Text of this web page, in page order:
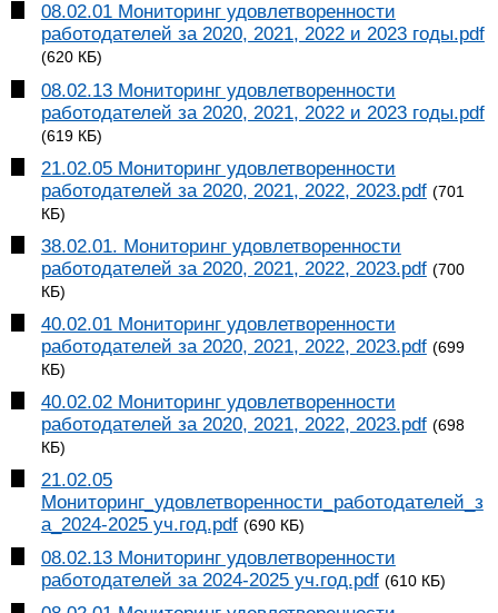
08.02.01 Мониторинг удовлетворенности
работодателей за 2020, 2021, 2022 и 2023 годы.pdf
(620 КБ)
08.02.13 Мониторинг удовлетворенности
работодателей за 2020, 2021, 2022 и 2023 годы.pdf
(619 КБ)
21.02.05 Мониторинг удовлетворенности
работодателей за 2020, 2021, 2022, 2023.pdf (701
КБ)
38.02.01. Мониторинг удовлетворенности
работодателей за 2020, 2021, 2022, 2023.pdf (700
КБ)
40.02.01 Мониторинг удовлетворенности
работодателей за 2020, 2021, 2022, 2023.pdf (699
КБ)
40.02.02 Мониторинг удовлетворенности
работодателей за 2020, 2021, 2022, 2023.pdf (698
КБ)
21.02.05
Мониторинг_удовлетворенности_работодателей_з
а_2024-2025 уч.год.pdf (690 КБ)
08.02.13 Мониторинг удовлетворенности
работодателей за 2024-2025 уч.год.pdf (610 КБ)